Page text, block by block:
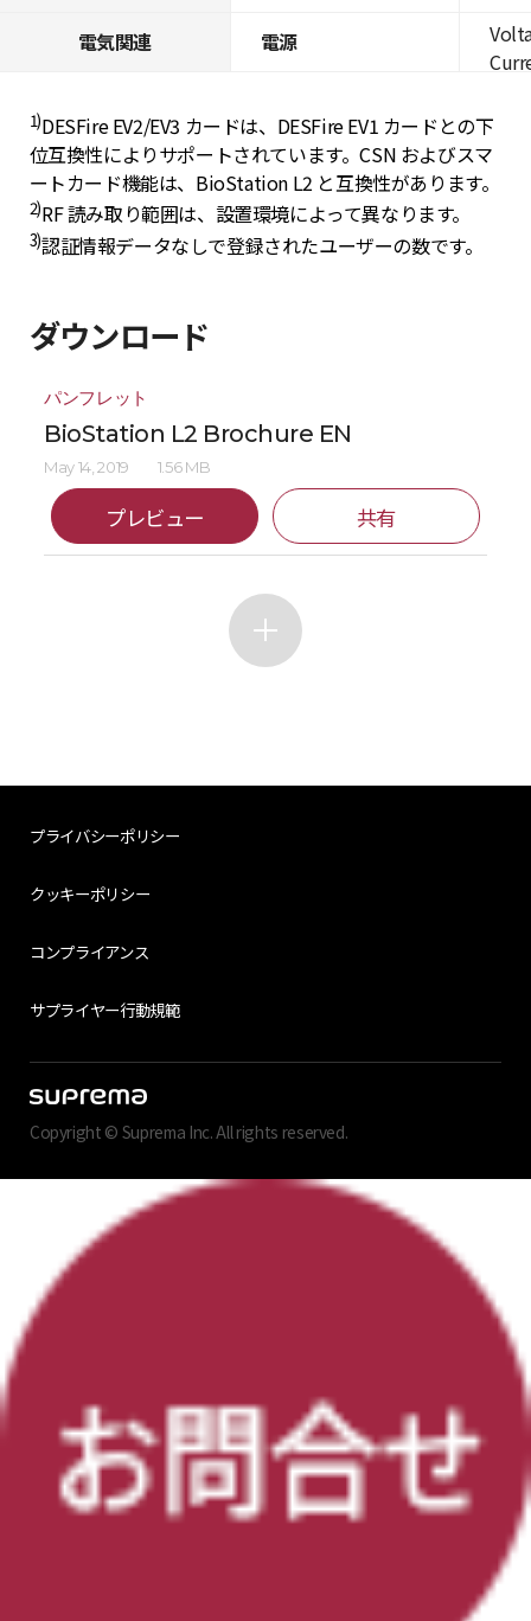
電気関連 電源
1)DESFire EV2/EV3 カードは、DESFire EV1 カードとの下
位互換性によりサポートされています。CSN およびスマ
ートカード機能は、BioStation L2 と互換性があります。
2)RF 読み取り範囲は、設置環境によって異なります。
3)認証情報データなしで登録されたユーザーの数です。
ダウンロード
パンフレット
BioStation L2 Brochure EN
May 14, 2019 1.56 MB
プレビュー 共有
プライバシーポリシー
クッキーポリシー
コンプライアンス
サプライヤー行動規範
Copyright © Suprema Inc. All rights reserved.